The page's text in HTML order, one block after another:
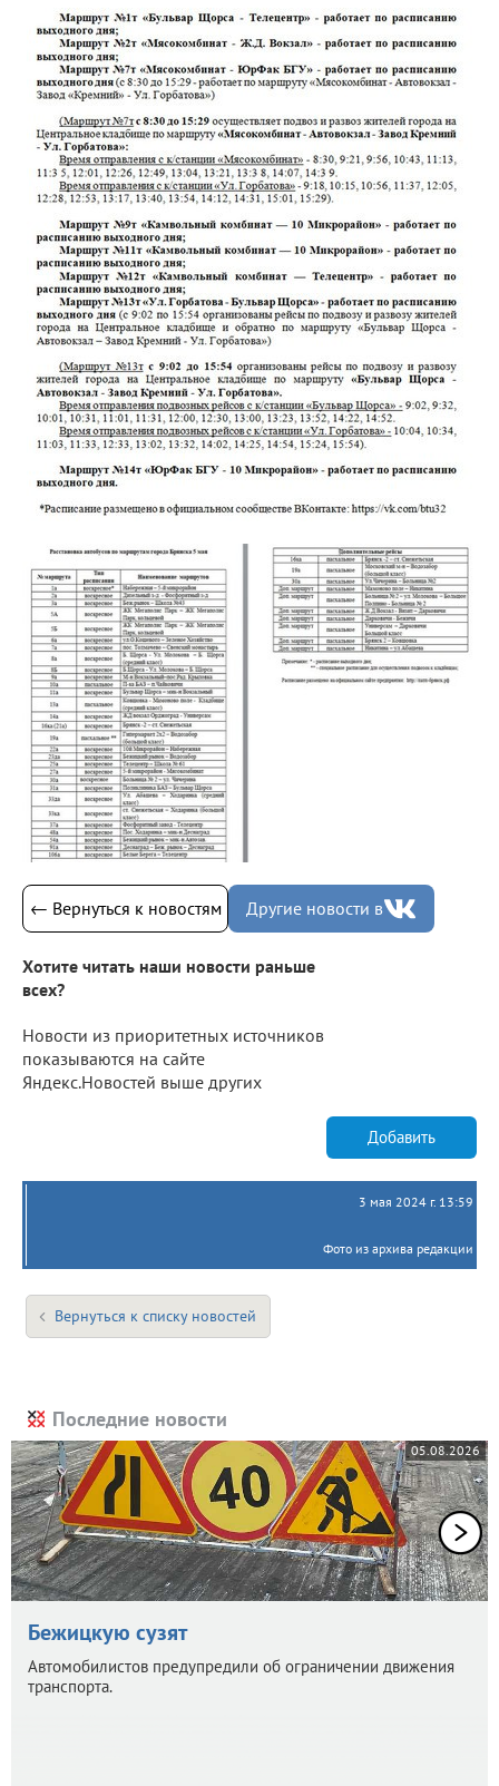
← Вернуться к новостям Другие новости в
Хотите читать наши новости раньше
всех?
Новости из приоритетных источников
показываются на сайте
Яндекс.Новостей выше других
Добавить
3 мая 2024 г. 13:59
Фото из архива редакции
Вернуться к списку новостей
Последние новости
05.08.2026
Бежицкую сузят
Автомобилистов предупредили об ограничении движения
транспорта.